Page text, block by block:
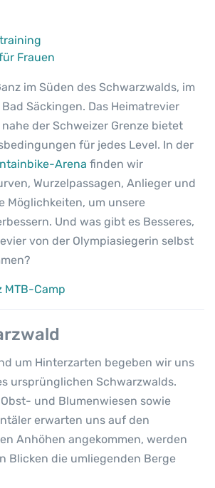
Frauen
im Süden des Schwarzwalds, im
Säckingen. Das Heimatrevier
nahe der Schweizer Grenze bietet
für jedes Level. In der
Arena finden wir
Wurzelpassagen, Anlieger und
Möglichkeiten, um unsere
Und was gibt es Besseres,
von der Olympiasiegerin selbst
MTB-Camp
um Hinterzarten begeben wir uns
ursprünglichen Schwarzwalds.
und Blumenwiesen sowie
erwarten uns auf den
Anhöhen angekommen, werden
Blicken die umliegenden Berge